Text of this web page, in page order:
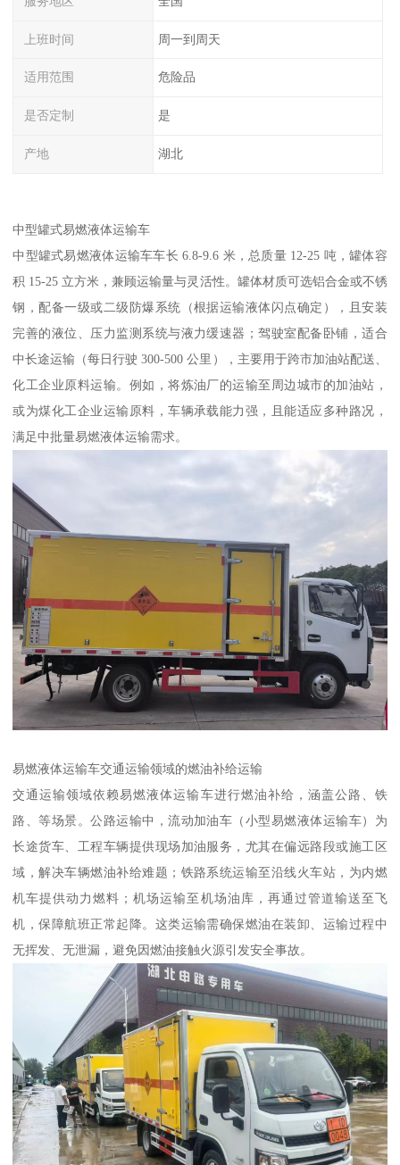
上班时间 周一到周天
适用范围 危险品
是否定制 是
产地 湖北
中型罐式易燃液体运输车​
中型罐式易燃液体运输车车长 6.8-9.6 米，总质量 12-25 吨，罐体容
积 15-25 立方米，兼顾运输量与灵活性。罐体材质可选铝合金或不锈
钢，配备一级或二级防爆系统（根据运输液体闪点确定），且安装
完善的液位、压力监测系统与液力缓速器；驾驶室配备卧铺，适合
中长途运输（每日行驶 300-500 公里），主要用于跨市加油站配送、
化工企业原料运输。例如，将炼油厂的运输至周边城市的加油站，
或为煤化工企业运输原料，车辆承载能力强，且能适应多种路况，
满足中批量易燃液体运输需求。​
易燃液体运输车交通运输领域的燃油补给运输​
交通运输领域依赖易燃液体运输车进行燃油补给，涵盖公路、铁
路、等场景。公路运输中，流动加油车（小型易燃液体运输车）为
长途货车、工程车辆提供现场加油服务，尤其在偏远路段或施工区
域，解决车辆燃油补给难题；铁路系统运输至沿线火车站，为内燃
机车提供动力燃料；机场运输至机场油库，再通过管道输送至飞
机，保障航班正常起降。这类运输需确保燃油在装卸、运输过程中
无挥发、无泄漏，避免因燃油接触火源引发安全事故。​